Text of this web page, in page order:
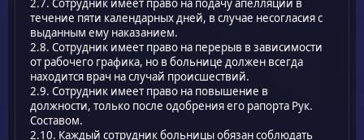
2.7. Сотрудник имеет право на подачу апелляции в
течение пяти календарных дней, в случае несогласия с
выданным ему наказанием.
2.8. Сотрудник имеет право на перерыв в зависимости
от рабочего графика, но в больнице должен всегда
находится врач на случай происшествий.
2.9. Сотрудник имеет право на повышение в
должности, только после одобрения его рапорта Рук.
Составом.
2.10. Каждый сотрудник больницы обязан соблюдать